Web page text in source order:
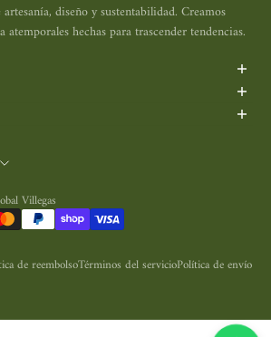
diseño y sustentabilidad. Creamos
hechas para trascender tendencias.
Villegas
de reembolsoTérminos del servicioPolítica de envío